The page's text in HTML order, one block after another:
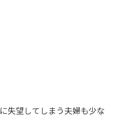
失望してしまう夫婦も少な